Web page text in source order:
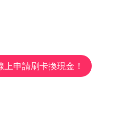
上申請刷卡換現金！